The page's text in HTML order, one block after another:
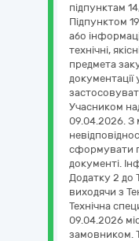
підпунктам
Підпунктом
або
технічні,
предмета
Учасником
09.04.2026. З
сформувати
документі.
Додатку 2 до
виходячи з
Технічна
09.04.2026
замовником.